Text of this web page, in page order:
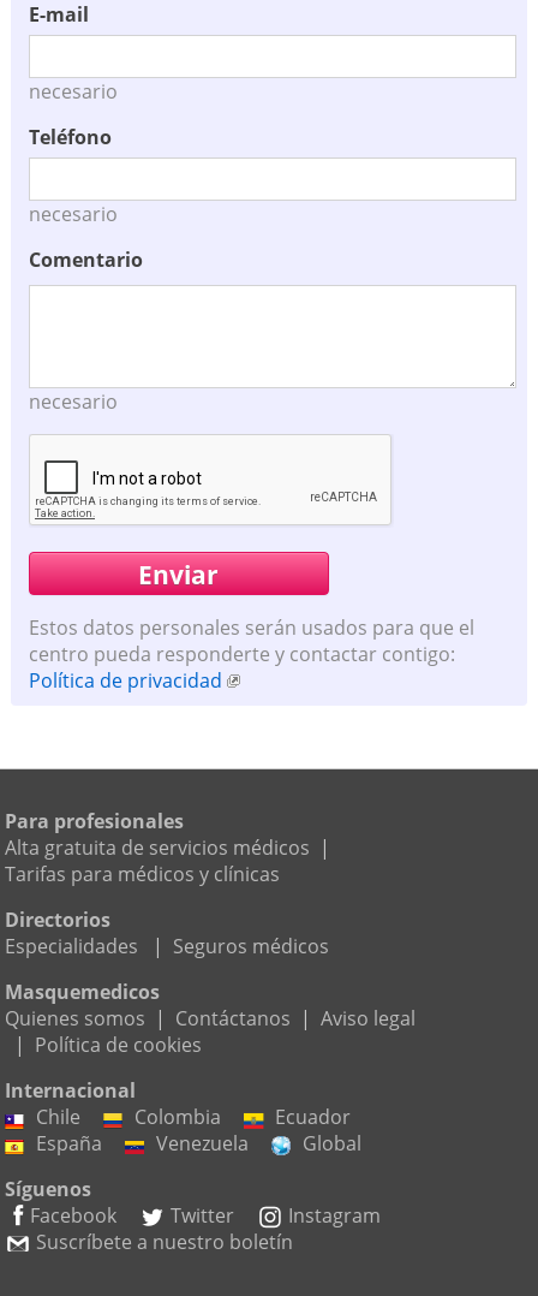
E-mail
necesario
Teléfono
necesario
Comentario
necesario
Estos datos personales serán usados para que el
centro pueda responderte y contactar contigo:
Política de privacidad
Para profesionales
Alta gratuita de servicios médicos |
Tarifas para médicos y clínicas
Directorios
Especialidades
| Seguros médicos
Masquemedicos
Quienes somos | Contáctanos | Aviso legal
| Política de cookies
Internacional
Chile
Colombia
Ecuador
España
Venezuela
Global
Síguenos
Facebook
Twitter
Instagram
Suscríbete a nuestro boletín